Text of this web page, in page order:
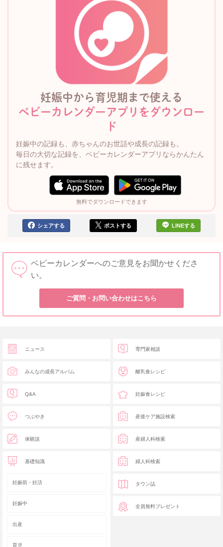
妊娠中から育児期まで使える
ベビーカレンダーアプリをダウンロー
ド
妊娠中の記録も、赤ちゃんのお世話や成長の記録も。
毎日の大切な記録を、ベビーカレンダーアプリならかんたん
に残せます。
無料でダウンロードできます
シェアする ポストする LINEする
ベビーカレンダーへのご意見をお聞かせくださ
い。
ご質問・お問い合わせはこちら
ニュース
みんなの成長アルバム
Q&A
つぶやき
体験談
基礎知識
妊娠前・妊活
妊娠中
出産
育児
専門家相談
離乳食レシピ
妊娠食レシピ
産後ケア施設検索
産婦人科検索
婦人科検索
タウン誌
全員無料プレゼント